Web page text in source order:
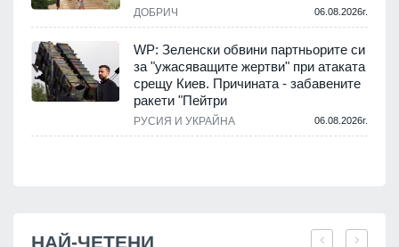
ДОБРИЧ 06.08.2026г.
WP: Зеленски обвини партньорите си
за "ужасяващите жертви" при атаката
срещу Киев. Причината - забавените
ракети "Пейтри
РУСИЯ И УКРАЙНА 06.08.2026г.
НАЙ-ЧЕТЕНИ